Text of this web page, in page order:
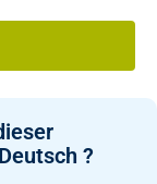
?